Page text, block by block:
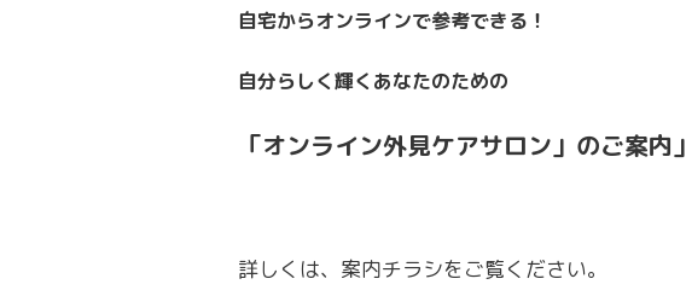
自宅からオンラインで参考できる！
自分らしく輝くあなたのための
「オンライン外見ケアサロン」のご案内」
詳しくは、案内チラシをご覧ください。